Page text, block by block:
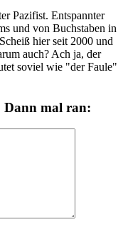
Pazifist. Entspannter
und von Buchstaben in
hier seit 2000 und
auch? Ach ja, der
soviel wie "der Faule"
Dann mal ran: